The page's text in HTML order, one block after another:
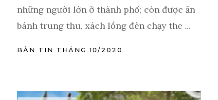
những người lớn ở thành phố; còn được ăn
bánh trung thu, xách lồng đèn chạy the ...
BẢN TIN THÁNG 10/2020